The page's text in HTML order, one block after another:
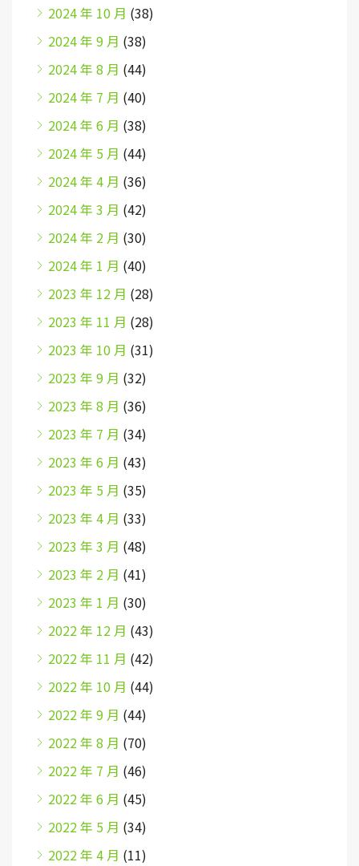
2024 年 10 月 (38)
2024 年 9 月 (38)
2024 年 8 月 (44)
2024 年 7 月 (40)
2024 年 6 月 (38)
2024 年 5 月 (44)
2024 年 4 月 (36)
2024 年 3 月 (42)
2024 年 2 月 (30)
2024 年 1 月 (40)
2023 年 12 月 (28)
2023 年 11 月 (28)
2023 年 10 月 (31)
2023 年 9 月 (32)
2023 年 8 月 (36)
2023 年 7 月 (34)
2023 年 6 月 (43)
2023 年 5 月 (35)
2023 年 4 月 (33)
2023 年 3 月 (48)
2023 年 2 月 (41)
2023 年 1 月 (30)
2022 年 12 月 (43)
2022 年 11 月 (42)
2022 年 10 月 (44)
2022 年 9 月 (44)
2022 年 8 月 (70)
2022 年 7 月 (46)
2022 年 6 月 (45)
2022 年 5 月 (34)
2022 年 4 月 (11)